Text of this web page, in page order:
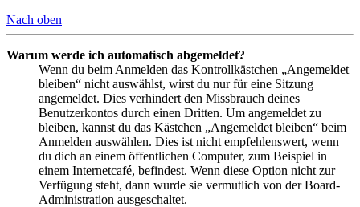
Nach oben
Warum werde ich automatisch abgemeldet?
Wenn du beim Anmelden das Kontrollkästchen „Angemeldet
bleiben“ nicht auswählst, wirst du nur für eine Sitzung
angemeldet. Dies verhindert den Missbrauch deines
Benutzerkontos durch einen Dritten. Um angemeldet zu
bleiben, kannst du das Kästchen „Angemeldet bleiben“ beim
Anmelden auswählen. Dies ist nicht empfehlenswert, wenn
du dich an einem öffentlichen Computer, zum Beispiel in
einem Internetcafé, befindest. Wenn diese Option nicht zur
Verfügung steht, dann wurde sie vermutlich von der Board-
Administration ausgeschaltet.